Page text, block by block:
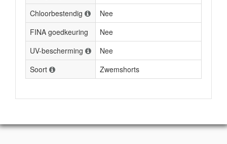
Chloorbestendig
Nee
FINA goedkeuring
Nee
UV-bescherming
Nee
Soort
Zwemshorts